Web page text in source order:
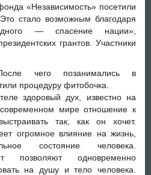
«Независимость» посетили
стало возможным благодаря
— спасение нации»,
грантов. Участники
чего позанимались в
процедуру фитобочка.
здоровый дух, известно на
мире отношение к
так, как он хочет.
огромное влияние на жизнь,
состояние человека.
позволяют одновременно
на душу и тело человека.